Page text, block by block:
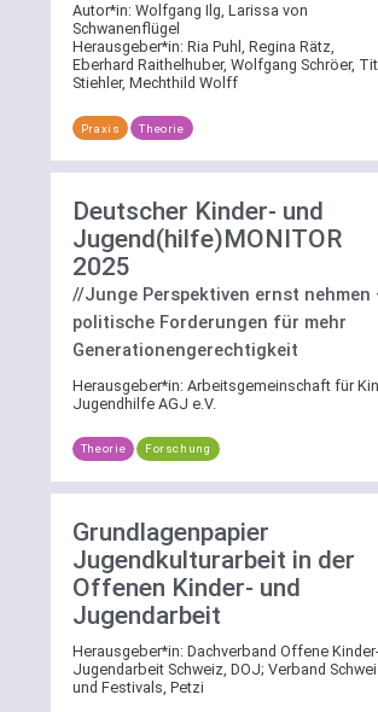
Autor*in: Wolfgang Ilg, Larissa von
Schwanenflügel
Herausgeber*in: Ria Puhl, Regina Rätz,
Eberhard Raithelhuber, Wolfgang Schröer,
Stiehler, Mechthild Wolff
Praxis Theorie
Deutscher Kinder- und
Jugend(hilfe)MONITOR
2025
//Junge Perspektiven ernst nehmen
politische Forderungen für mehr
Generationengerechtigkeit
Herausgeber*in: Arbeitsgemeinschaft für
Jugendhilfe AGJ e.V.
Theorie Forschung
Grundlagenpapier
Jugendkulturarbeit in der
Offenen Kinder- und
Jugendarbeit
Herausgeber*in: Dachverband Offene
Jugendarbeit Schweiz, DOJ; Verband
und Festivals, Petzi